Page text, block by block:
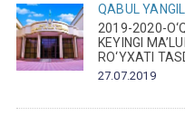
QABUL
2019-2020-
KEYINGI
RO‘YXATI
27.07.2019